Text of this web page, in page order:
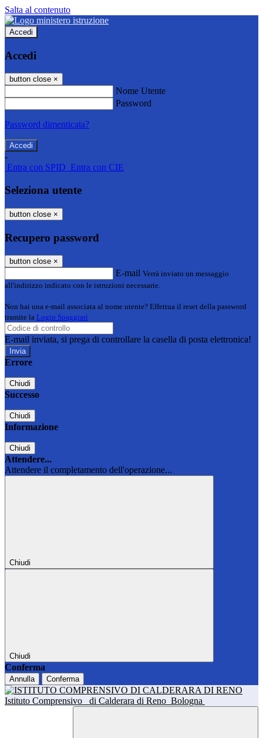
Salta al contenuto
Accedi
Accedi
button close ×
Nome Utente
Password
Password dimenticata?
-
Entra con SPID Entra con CIE
Seleziona utente
button close ×
Recupero password
button close ×
E-mail Verrà inviato un messaggio
all'indirizzo indicato con le istruzioni necessarie.
Non hai una e-mail associata al nome utente? Effettua il reset della password
tramite la Login Spaggiari
E-mail inviata, si prega di controllare la casella di posta elettronica!
Errore
Chiudi
Successo
Chiudi
Informazione
Chiudi
Attendere...
Attendere il completamento dell'operazione...
Chiudi
Chiudi
Conferma
Annulla Conferma
Istituto Comprensivo di Calderara di Reno Bologna